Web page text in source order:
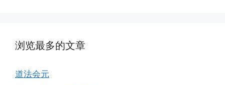
浏览最多的文章
道法会元